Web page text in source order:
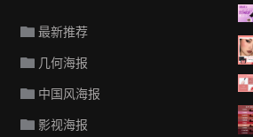
最新推荐
几何海报
中国风海报
影视海报